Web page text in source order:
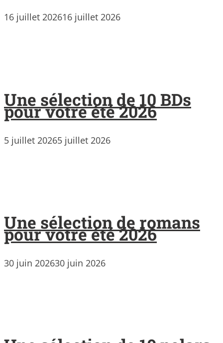
16 juillet 202616 juillet 2026
Une sélection de 10 BDs
pour votre été 2026
5 juillet 20265 juillet 2026
Une sélection de romans
pour votre été 2026
30 juin 202630 juin 2026